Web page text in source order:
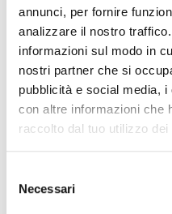
annunci, per fornire
analizzare il nostro
informazioni sul modo in
nostri partner che si
pubblicità e social media,
con altre informazioni che
raccolto dal tuo utilizzo
delNecessari
Interessieren Sie
Produkt?